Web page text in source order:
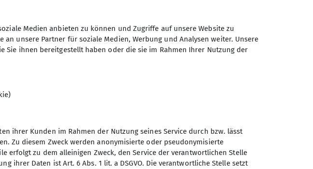
Sektion Duisburg des
Deutschen Alpenvereins e.V.
Medien anbieten zu können und Zugriffe auf unsere Website zu
unsere Partner für soziale Medien, Werbung und Analysen weiter. Unsere
ihnen bereitgestellt haben oder die sie im Rahmen Ihrer Nutzung der
ihrer Kunden im Rahmen der Nutzung seines Service durch bzw. lässt
Zu diesem Zweck werden anonymisierte oder pseudonymisierte
erfolgt zu dem alleinigen Zweck, den Service der verantwortlichen Stelle
ihrer Daten ist Art. 6 Abs. 1 lit. a DSGVO. Die verantwortliche Stelle setzt